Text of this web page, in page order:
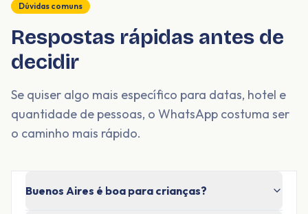
Dúvidas comuns
Respostas rápidas antes de
decidir
Se quiser algo mais específico para datas, hotel e
quantidade de pessoas, o WhatsApp costuma ser
o caminho mais rápido.
Buenos Aires é boa para crianças?